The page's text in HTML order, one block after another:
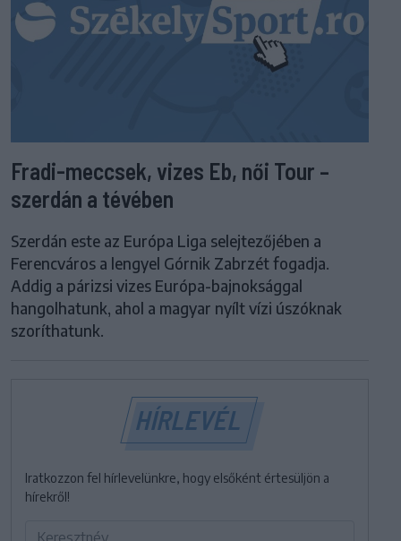
Fradi-meccsek, vizes Eb, női Tour –
szerdán a tévében
Szerdán este az Európa Liga selejtezőjében a
Ferencváros a lengyel Górnik Zabrzét fogadja.
Addig a párizsi vizes Európa-bajnoksággal
hangolhatunk, ahol a magyar nyílt vízi úszóknak
szoríthatunk.
HÍRLEVÉL
Iratkozzon fel hírlevelünkre, hogy elsőként értesüljön a
hírekről!